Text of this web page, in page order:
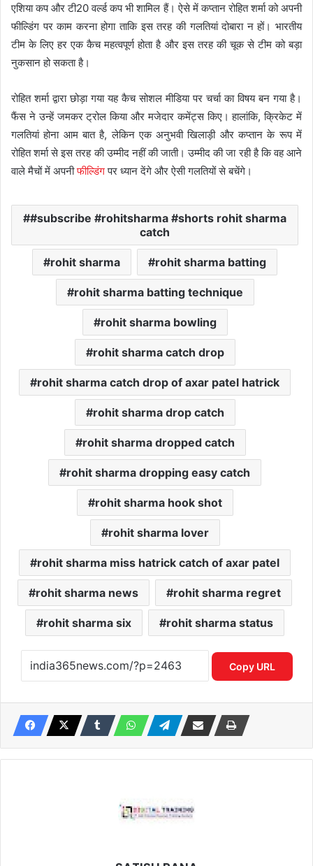
एशिया कप और टी20 वर्ल्ड कप भी शामिल हैं। ऐसे में कप्तान रोहित शर्मा को अपनी
फील्डिंग पर काम करना होगा ताकि इस तरह की गलतियां दोबारा न हों। भारतीय
टीम के लिए हर एक कैच महत्वपूर्ण होता है और इस तरह की चूक से टीम को बड़ा
नुकसान हो सकता है।
रोहित शर्मा द्वारा छोड़ा गया यह कैच सोशल मीडिया पर चर्चा का विषय बन गया है।
फैंस ने उन्हें जमकर ट्रोल किया और मजेदार कमेंट्स किए। हालांकि, क्रिकेट में
गलतियां होना आम बात है, लेकिन एक अनुभवी खिलाड़ी और कप्तान के रूप में
रोहित शर्मा से इस तरह की उम्मीद नहीं की जाती। उम्मीद की जा रही है कि वह आने
वाले मैचों में अपनीफील्डिंगपर ध्यान देंगे और ऐसी गलतियों से बचेंगे।
#subscribe #rohitsharma #shorts rohit sharma
catch
rohit sharma rohit sharma batting
rohit sharma batting technique
rohit sharma bowling
rohit sharma catch drop
rohit sharma catch drop of axar patel hatrick
rohit sharma drop catch
rohit sharma dropped catch
rohit sharma dropping easy catch
rohit sharma hook shot
rohit sharma lover
rohit sharma miss hatrick catch of axar patel
rohit sharma news rohit sharma regret
rohit sharma six rohit sharma status
Copy URL